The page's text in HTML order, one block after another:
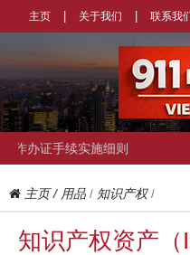
主页 关于我们 联系我
则 › 10/06/
主页/ 用品 / 知识产权/
知识产权资产